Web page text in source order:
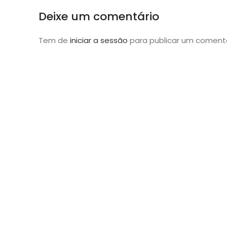
Deixe um comentário
Tem de iniciar a sessão para publicar um